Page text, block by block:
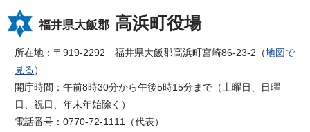
福井県大飯郡 高浜町役場
所在地：〒919-2292 福井県大飯郡高浜町宮崎86-23-2（地図で
見る）
開庁時間：午前8時30分から午後5時15分まで（土曜日、日曜
日、祝日、年末年始除く）
電話番号：0770-72-1111（代表）